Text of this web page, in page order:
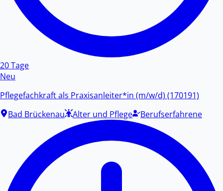
20 Tage
Neu
Pflegefachkraft als Praxisanleiter*in (m/w/d) (170191)
Bad Brückenau
Alter und Pflege Berufserfahrene